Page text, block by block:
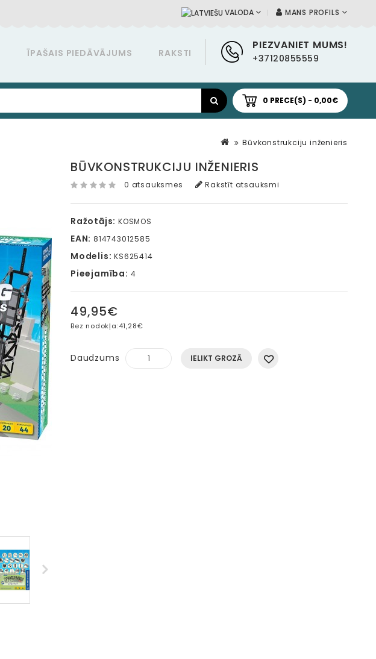
MANS PROFILS
VALODA
PIEZVANIET MUMS!
+37120855559
ĪPAŠAIS PIEDĀVĀJUMS RAKSTI
0 PRECE(S) - 0,00€
Būvkonstrukciju inženieris
BŪVKONSTRUKCIJU INŽENIERIS
0 atsauksmes Rakstīt atsauksmi
Ražotājs: KOSMOS
EAN: 814743012585
Modelis: KS625414
Pieejamība: 4
49,95€
Bez nodokļa:41,28€
Daudzums IELIKT GROZĀ